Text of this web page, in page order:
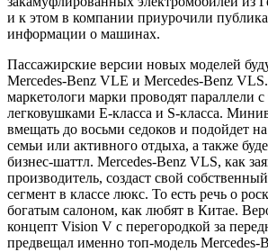
и к этом в компании приурочили
информации о машинах.
Пассажирские версии новых моделей
Mercedes‑Benz VLE и Mercedes‑Benz
маркетологи марки проводят параллели
легковушками E-класса и S-класса.
вмещать до восьми седоков и подойдет
семьи или активного отдыха, а также
бизнес-шаттл. Mercedes‑Benz VLS, как
производитель, создаст свой
сегмент в классе люкс. То есть речь о
богатым салоном, как любят в Китае.
концепт Vision V с перегородкой за
предвещал именно топ-модель